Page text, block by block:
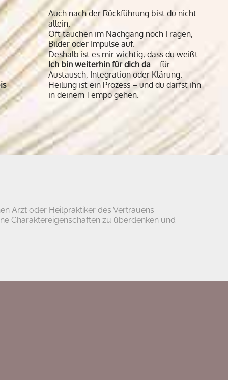
Auch nach der Rückführung bist du nicht
allein.
Oft tauchen im Nachgang noch Fragen,
Bilder oder Impulse auf.
Deshalb ist es mir wichtig, dass du weißt:
Ich bin weiterhin für dich da – für
Austausch, Integration oder Klärung.
Heilung ist ein Prozess – und du darfst ihn
in deinem Tempo gehen.
Arzt oder Heilpraktiker des Vertrauens.
Charaktereigenschaften zu überdenken und